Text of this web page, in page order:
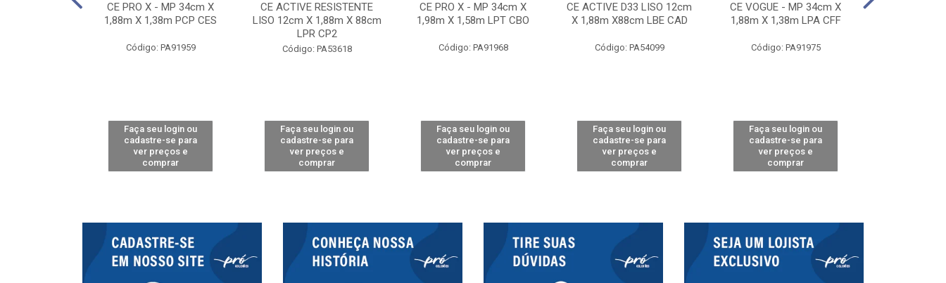
CE PRO X - MP 34cm X
1,88m X 1,38m PCP CES
Código: PA91959
Faça seu login ou
cadastre-se para
ver preços e
comprar
CE ACTIVE RESISTENTE
LISO 12cm X 1,88m X 88cm
LPR CP2
Código: PA53618
Faça seu login ou
cadastre-se para
ver preços e
comprar
CE PRO X - MP 34cm X
1,98m X 1,58m LPT CBO
Código: PA91968
Faça seu login ou
cadastre-se para
ver preços e
comprar
CE ACTIVE D33 LISO 12cm
X 1,88m X88cm LBE CAD
Código: PA54099
Faça seu login ou
cadastre-se para
ver preços e
comprar
CE VOGUE - MP 34cm X
1,88m X 1,38m LPA CFF
Código: PA91975
Faça seu login ou
cadastre-se para
ver preços e
comprar